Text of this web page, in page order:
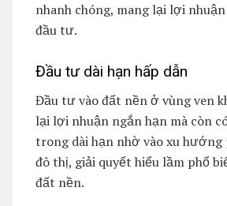
nhanh chóng, mang lại lợi
đầu tư.
Đầu tư dài hạn hấp dẫn
Đầu tư vào đất nền ở vùng ven
lại lợi nhuận ngắn hạn mà còn
trong dài hạn nhờ vào xu
đô thị, giải quyết hiểu lầm phổ
đất nền.